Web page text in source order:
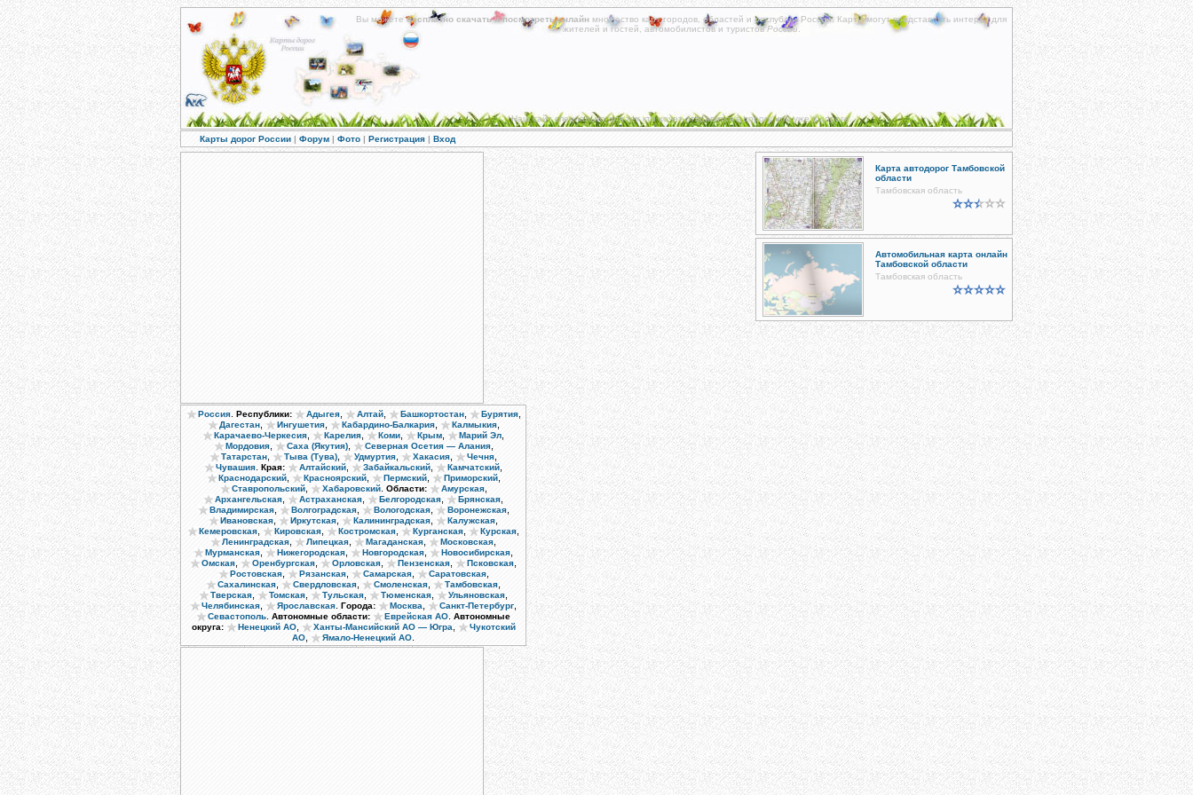
Вы можетебесплатно скачатьипосмотреть онлайн множество карт городов, областей и республик России. Карты могут представлять интерес для
жителей и гостей, автомобилистов и туристовРоссии
Наш сайт специально для тех кто хочет отправится в дорогу или уже в дороге.
Карты дорог России | Форум | Фото | Регистрация | Вход
Россия. Республики: Адыгея, Алтай, Башкортостан, Бурятия,
Дагестан, Ингушетия, Кабардино-Балкария, Калмыкия,
Карачаево-Черкесия Карелия Коми Крым Марий Эл
Мордовия, Саха (Якутия), Северная Осетия — Алания,
Татарстан Тыва (Тува) Удмуртия Хакасия Чечня
Чувашия Края: Алтайский Забайкальский Камчатский
Краснодарский, Красноярский, Пермский, Приморский,
Ставропольский, Хабаровский. Области: Амурская,
Архангельская Астраханская Белгородская Брянская
Владимирская, Волгоградская, Вологодская, Воронежская,
Ивановская Иркутская Калининградская Калужская
Кемеровская Кировская Костромская Курганская Курская
Ленинградская Липецкая Магаданская Московская
Мурманская Нижегородская Новгородская Новосибирская
Омская Оренбургская Орловская Пензенская Псковская
Ростовская, Рязанская, Самарская, Саратовская,
Сахалинская Свердловская Смоленская Тамбовская
Тверская Томская Тульская Тюменская Ульяновская
Челябинская Ярославская Города: Москва Санкт-Петербург
Севастополь Автономные области: Еврейская АО Автономные
округа:
Ненецкий АО, Ханты-Мансийский АО — Югра
Чукотский
АО
Ямало-Ненецкий АО
Карта автодорог Тамбовской
области
Тамбовская область
Автомобильная карта онлайн
Тамбовской области
Тамбовская область